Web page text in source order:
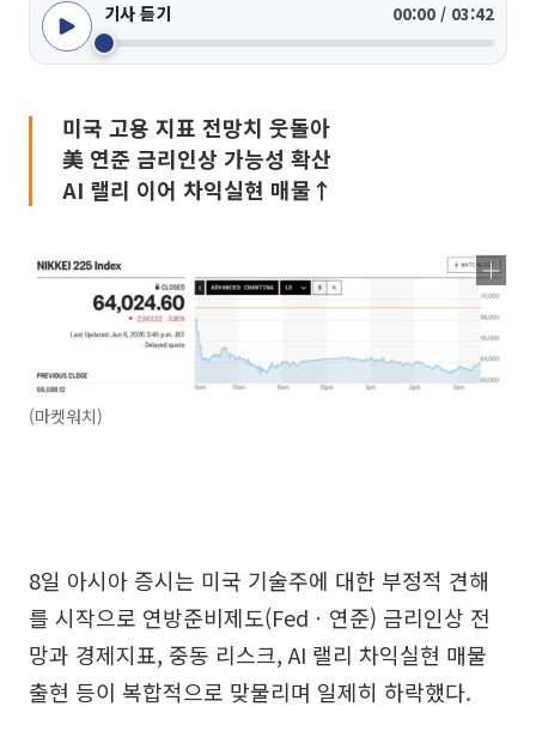
기사 듣기 00:00 / 03:42
미국 고용 지표 전망치 웃돌아
美 연준 금리인상 가능성 확산
AI 랠리 이어 차익실현 매물↑
(마켓워치)
8일 아시아 증시는 미국 기술주에 대한 부정적 견해
를 시작으로 연방준비제도(Fedㆍ연준) 금리인상 전
망과 경제지표, 중동 리스크, AI 랠리 차익실현 매물
출현 등이 복합적으로 맞물리며 일제히 하락했다.